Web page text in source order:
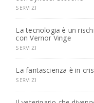
SERVIZI
La tecnologia è un
con Vernor Vinge
SERVIZI
La fantascienza è in
SERVIZI